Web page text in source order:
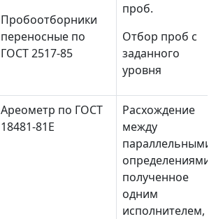
Пробоотборники
переносные по
ГОСТ 2517-85
проб.
Отбор проб с
заданного
уровня
Ареометр по ГОСТ
18481-81Е
Расхождение
между
параллельными
определениями,
полученное
одним
исполнителем,